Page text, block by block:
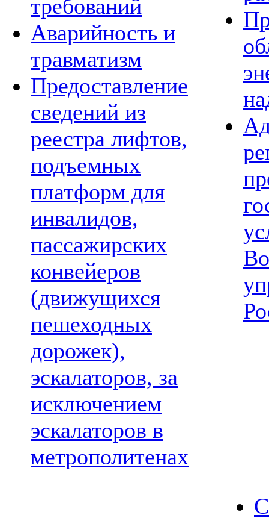
требований
Аварийность и
травматизм
Предоставление
сведений из
реестра лифтов,
подъемных
платформ для
инвалидов,
пассажирских
конвейеров
(движущихся
пешеходных
дорожек),
эскалаторов, за
исключением
эскалаторов в
метрополитенах